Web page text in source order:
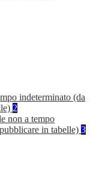
indeterminato (da
2
non a tempo
in tabelle) 3